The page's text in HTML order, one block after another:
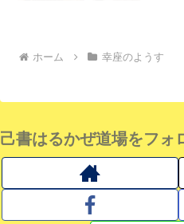
ホーム 幸座のようす
己書はるかぜ道場をフォ